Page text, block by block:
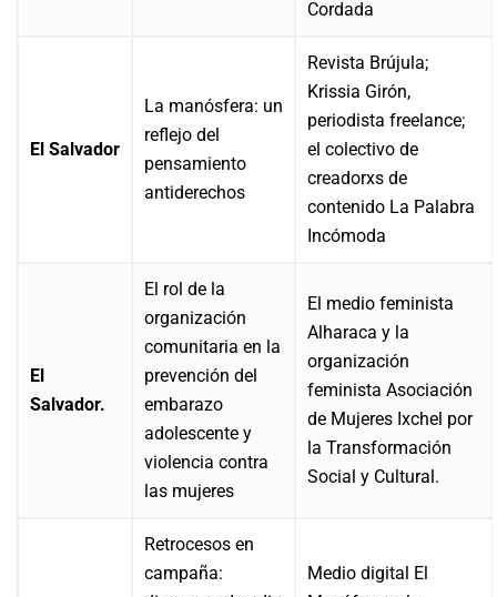
Cordada
El Salvador
La manósfera: un
reflejo del
pensamiento
antiderechos
Revista Brújula;
Krissia Girón,
periodista freelance;
el colectivo de
creadorxs de
contenido La Palabra
Incómoda
El
Salvador.
El rol de la
organización
comunitaria en la
prevención del
embarazo
adolescente y
violencia contra
las mujeres
El medio feminista
Alharaca y la
organización
feminista Asociación
de Mujeres Ixchel por
la Transformación
Social y Cultural.
Retrocesos en
campaña:
Medio digital El